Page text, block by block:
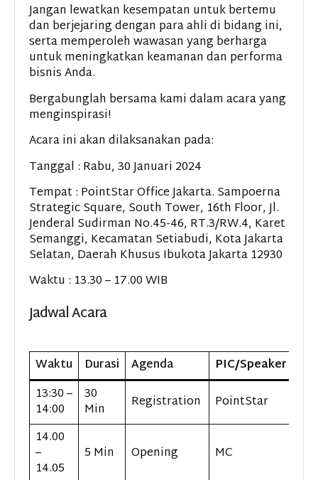
Jangan lewatkan kesempatan untuk bertemu
dan berjejaring dengan para ahli di bidang ini,
serta memperoleh wawasan yang berharga
untuk meningkatkan keamanan dan performa
bisnis Anda.
Bergabunglah bersama kami dalam acara yang
menginspirasi!
Acara ini akan dilaksanakan pada:
Tanggal : Rabu, 30 Januari 2024
Tempat : PointStar Office Jakarta. Sampoerna
Strategic Square, South Tower, 16th Floor, Jl.
Jenderal Sudirman No.45-46, RT.3/RW.4, Karet
Semanggi, Kecamatan Setiabudi, Kota Jakarta
Selatan, Daerah Khusus Ibukota Jakarta 12930
Waktu : 13.30 – 17.00 WIB
Jadwal Acara
Waktu Durasi Agenda
PIC/Speaker
13:30 –
14:00
30
Min Registration
PointStar
14.00
–
14.05
5 Min Opening MC